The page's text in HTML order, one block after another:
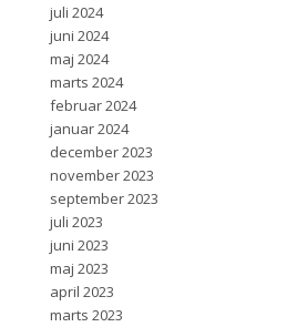
juli 2024
juni 2024
maj 2024
marts 2024
februar 2024
januar 2024
december 2023
november 2023
september 2023
juli 2023
juni 2023
maj 2023
april 2023
marts 2023